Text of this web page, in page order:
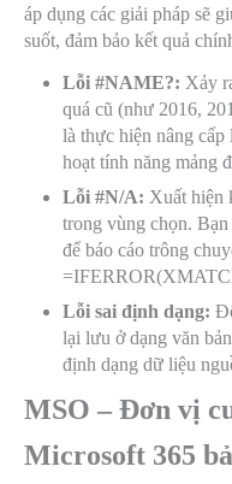
áp dụng các giải pháp sẽ
suốt, đảm bảo kết quả
Lỗi #NAME?: Xảy
quá cũ (như 2016,
là thực hiện nâng
hoạt tính năng mảng
Lỗi #N/A: Xuất hiện
trong vùng chọn.
để báo cáo trông
Lỗi sai định dạng:
lại lưu ở dạng văn
định dạng dữ liệu
MSO – Đơn vị
Microsoft 365